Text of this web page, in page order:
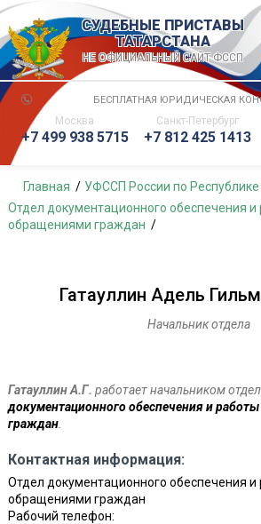
СУДЕБНЫЕ ПРИСТАВЫ
ТАТАРСТАНА
НЕ ОФИЦИАЛЬНЫЙ САЙТ ФССП
БЕСПЛАТНАЯ ЮРИДИЧЕСКАЯ
Москва
+7 499 938 5715
Санкт-Петербург
+7 812 425 1413
Главная
УФССП России по Республике
Отдел документационного обеспечения и
обращениями граждан
Гатауллин Адель
Начальник отдела
Гатауллин А.Г. работает начальником
документационного обеспечения и
граждан.
Контактная информация:
Отдел документационного обеспечения и
обращениями граждан
Рабочий телефон: